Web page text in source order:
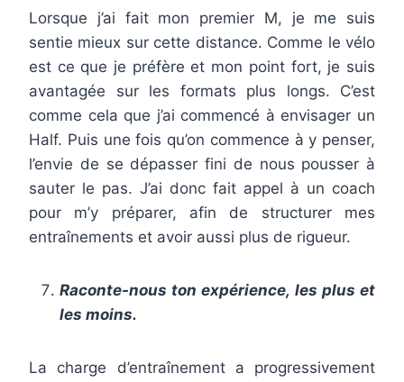
Lorsque j’ai fait mon premier M, je me suis
sentie mieux sur cette distance. Comme le vélo
est ce que je préfère et mon point fort, je suis
avantagée sur les formats plus longs. C’est
comme cela que j’ai commencé à envisager un
Half. Puis une fois qu’on commence à y penser,
l’envie de se dépasser fini de nous pousser à
sauter le pas. J’ai donc fait appel à un coach
pour m’y préparer, afin de structurer mes
entraînements et avoir aussi plus de rigueur.
Raconte-nous ton expérience, les plus et
les moins.
La charge d’entraînement a progressivement